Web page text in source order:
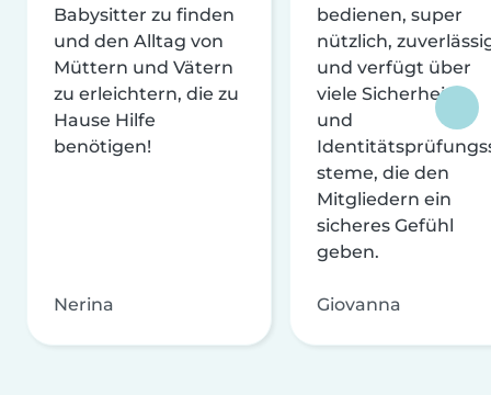
Babysitter zu finden
und den Alltag von
Müttern und Vätern
zu erleichtern, die zu
Hause Hilfe
benötigen!
Nerina
bedienen, super
nützlich,
und verfügt über
viele Sicherheits-
und
steme, die den
Mitgliedern ein
sicheres Gefühl
geben.
Giovanna